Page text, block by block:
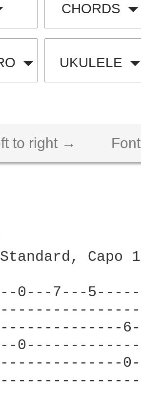
CHORDS
UKULELE
to right →
Capo 1
0---7---